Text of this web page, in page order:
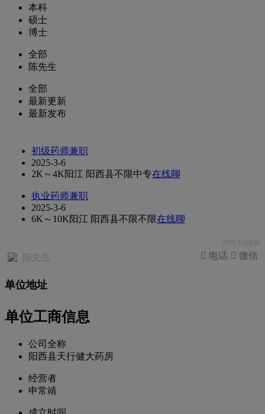
本科
硕士
博士
全部
陈先生
全部
最新更新
最新发布
初级药师兼职
2025-3-6
2K～4K阳江 阳西县不限中专在线聊
执业药师兼职
2025-3-6
6K～10K阳江 阳西县不限不限在线聊
2025.3.6活跃
陈先生  微信
 电话
单位地址
单位工商信息
公司全称
阳西县天行健大药房
经营者
申常靖